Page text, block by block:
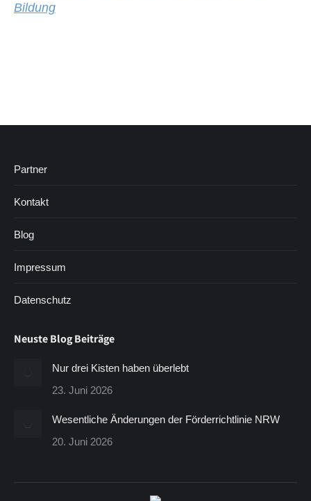
Bildung
Partner
Kontakt
Blog
Impressum
Datenschutz
Neuste Blog Beiträge
Nur drei Kisten haben überlebt
23. Juni 2026
Wesentliche Änderungen der Förderrichtlinie NRW
20. Juni 2026